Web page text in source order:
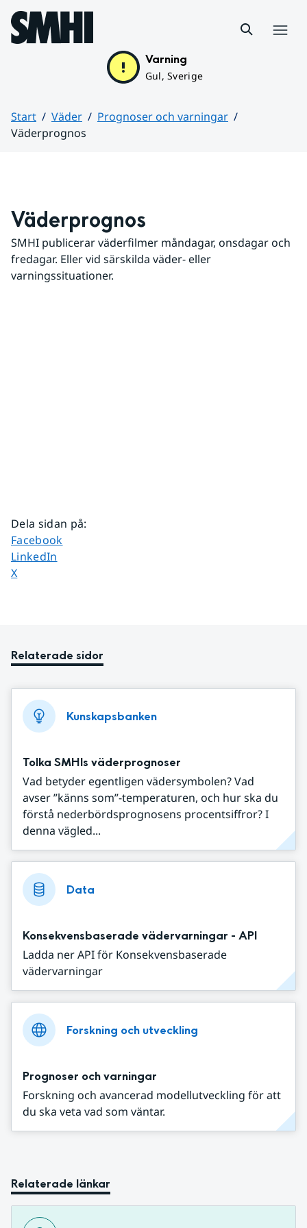
Hoppa till sidans innehåll
Varning
Gul, Sverige
Start Väder
Prognoser och varningar
Väderprognos
Väderprognos
SMHI publicerar väderfilmer måndagar, onsdagar och
fredagar. Eller vid särskilda väder- eller
varningssituationer.
Dela sidan på:
Dela sidan på
Facebook
Dela sidan på
LinkedIn
Dela sidan på
X
Relaterade sidor
Kunskapsbanken
Tolka SMHIs väderprognoser
Vad betyder egentligen vädersymbolen? Vad
avser ”känns som”-temperaturen, och hur ska du
förstå nederbördsprognosens procentsiffror? I
denna vägled...
Data
Konsekvensbaserade vädervarningar - API
Ladda ner API för Konsekvensbaserade
vädervarningar
Forskning och utveckling
Prognoser och varningar
Forskning och avancerad modellutveckling för att
du ska veta vad som väntar.
Relaterade länkar